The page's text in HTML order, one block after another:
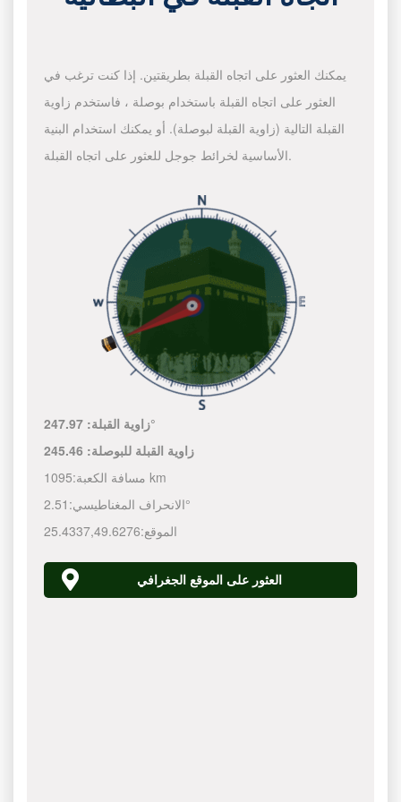
يمكنك العثور على اتجاه القبلة بطريقتين. إذا كنت ترغب في
العثور على اتجاه القبلة باستخدام بوصلة ، فاستخدم زاوية
القبلة التالية (زاوية القبلة لبوصلة). أو يمكنك استخدام البنية
الأساسية لخرائط جوجل للعثور على اتجاه القبلة.
زاوية القبلة:247.97°
زاوية القبلة للبوصلة: 245.46
مسافة الكعبة: 1095 km
الانحراف المغناطيسي:2.51°
الموقع:
25.4337,49.6276
العثور على الموقع الجغرافي